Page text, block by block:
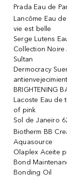
Prada Eau de
Lancôme Eau
vie est belle
Serge Lutens
Collection Noire
Sultan
Dermocracy
BRIGHTENING
Lacoste Eau de
of pink
Sol de Janeiro
Biotherm BB
Aquasource
Olaplex Aceite
Bond
Bonding Oil